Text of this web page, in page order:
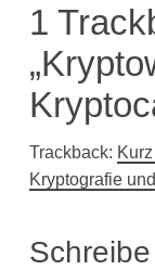
1
Trackback:
Kryptografie